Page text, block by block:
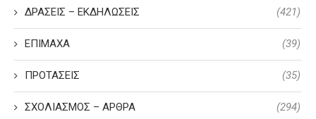
ΔΡΑΣΕΙΣ – ΕΚΔΗΛΩΣΕΙΣ (421)
ΕΠΙΜΑΧΑ (39)
ΠΡΟΤΑΣΕΙΣ (35)
ΣΧΟΛΙΑΣΜΟΣ – ΑΡΘΡΑ (294)